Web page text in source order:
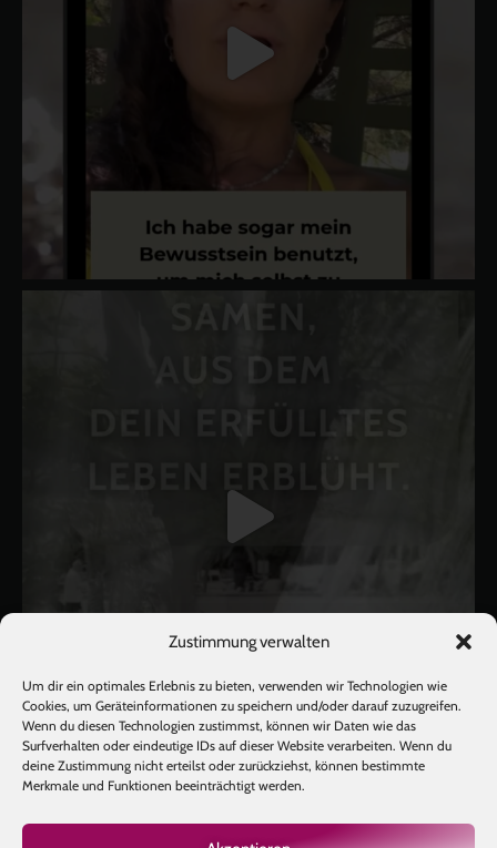
Zustimmung verwalten
Um dir ein optimales Erlebnis zu bieten, verwenden wir Technologien wie
Cookies, um Geräteinformationen zu speichern und/oder darauf zuzugreifen.
Wenn du diesen Technologien zustimmst, können wir Daten wie das
Surfverhalten oder eindeutige IDs auf dieser Website verarbeiten. Wenn du
deine Zustimmung nicht erteilst oder zurückziehst, können bestimmte
Merkmale und Funktionen beeinträchtigt werden.
Mehr laden Auf Instagram folgen